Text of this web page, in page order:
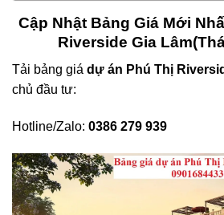
Cập Nhật Bảng Giá Mới
Riverside Gia
Tải bảng giá dự án Phú Thị
chủ đầu tư:
Hotline/Zalo: 0386 279 939